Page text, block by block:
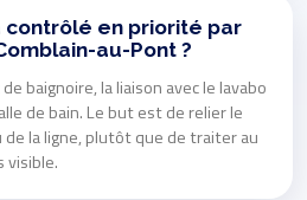
contrôlé en priorité par
au-Pont ?
baignoire, la liaison avec le lavabo
de bain. Le but est de relier le
la ligne, plutôt que de traiter au
visible.